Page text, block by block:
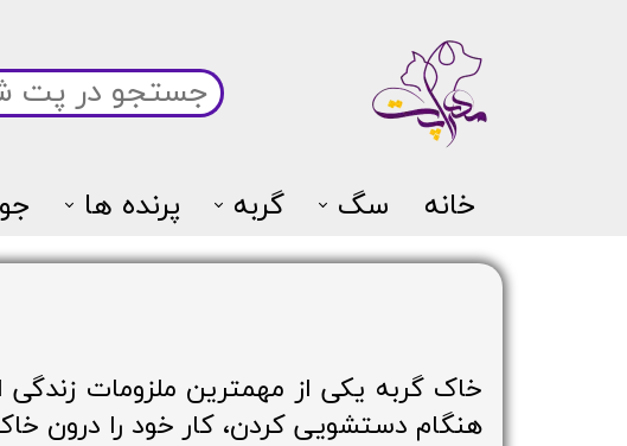
خانه سگ گربه پرنده ها
خاک گربه یکی از مهمترین ملزومات
هنگام دستشویی کردن، کار خود را درون